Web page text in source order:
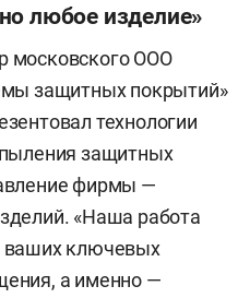
любое изделие»
московского ООО
защитных покрытий»
технологии
защитных
фирмы —
«Наша работа
ваших ключевых
а именно —